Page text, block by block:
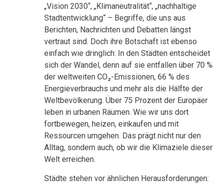
„Vision 2030“, „Klimaneutralität“, „nachhaltige
Stadtentwicklung“ – Begriffe, die uns aus
Berichten, Nachrichten und Debatten längst
vertraut sind. Doch ihre Botschaft ist ebenso
einfach wie dringlich: In den Städten entscheidet
sich der Wandel, denn auf sie entfallen über 70 %
der weltweiten CO₂-Emissionen, 66 % des
Energieverbrauchs und mehr als die Hälfte der
Weltbevölkerung. Über 75 Prozent der Europäer
leben in urbanen Räumen. Wie wir uns dort
fortbewegen, heizen, einkaufen und mit
Ressourcen umgehen. Das prägt nicht nur den
Alltag, sondern auch, ob wir die Klimaziele dieser
Welt erreichen.
Städte stehen vor ähnlichen Herausforderungen: